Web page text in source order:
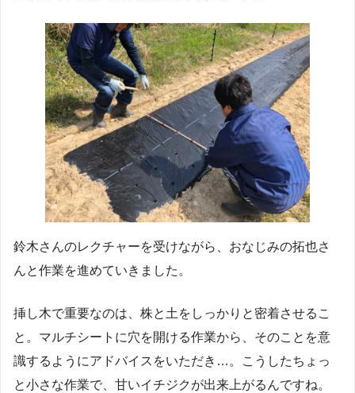
鈴木さんのレクチャーを受けながら、おなじみの拓也さ
んと作業を進めていきました。
挿し木で重要なのは、株と土をしっかりと密着させるこ
と。マルチシートに穴を開ける作業から、そのことを意
識するようにアドバイスをいただき…。こうしたちょっ
と小さな作業で、甘いイチジクが出来上がるんですね。